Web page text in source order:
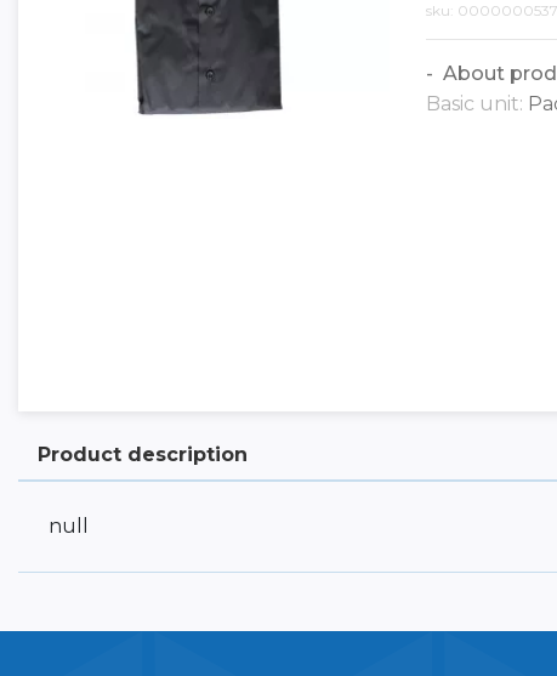
sku: 0000000537
About
Basic unit:
Product description
null